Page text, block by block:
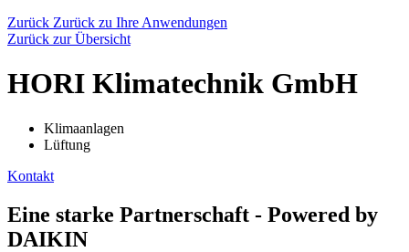
Zurück Zurück zu Ihre Anwendungen
Zurück zur Übersicht
HORI Klimatechnik GmbH
Klimaanlagen
Lüftung
Kontakt
Eine starke Partnerschaft - Powered by
DAIKIN